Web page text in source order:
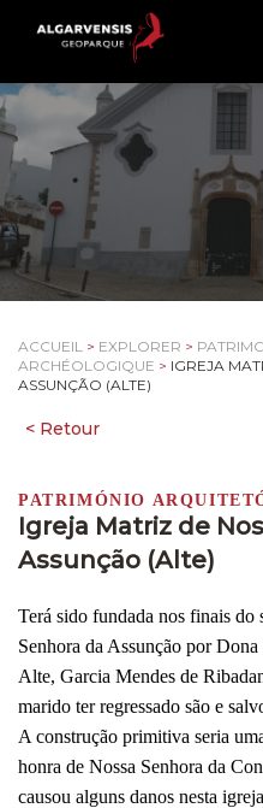
ACCUEIL > EXPLORER >
ARCHÉOLOGIQUE > IGREJA
ASSUNÇÃO (ALTE)
PATRIMÓNIO
Igreja Matriz de
Assunção (Alte)
Terá sido fundada nos finais do
Senhora da Assunção por
Alte, Garcia Mendes de
marido ter regressado são e
A construção primitiva seria
honra de Nossa Senhora da
causou alguns danos nesta